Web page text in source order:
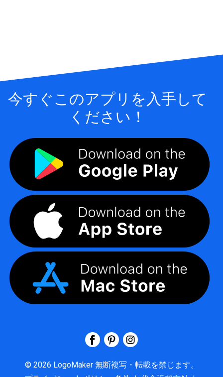
今すぐこのアプリを入手して
ください！
© 2026 LogoMaker 無断複写・転載を禁じます。